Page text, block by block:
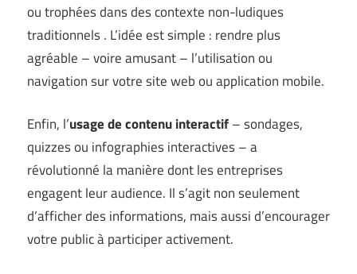
ou trophées dans des contexte non-ludiques
traditionnels . L’idée est simple : rendre plus
agréable – voire amusant – l’utilisation ou
navigation sur votre site web ou application mobile.
Enfin, l’usage de contenu interactif– sondages,
quizzes ou infographies interactives – a
révolutionné la manière dont les entreprises
engagent leur audience. Il s’agit non seulement
d’afficher des informations, mais aussi d’encourager
votre public à participer activement.